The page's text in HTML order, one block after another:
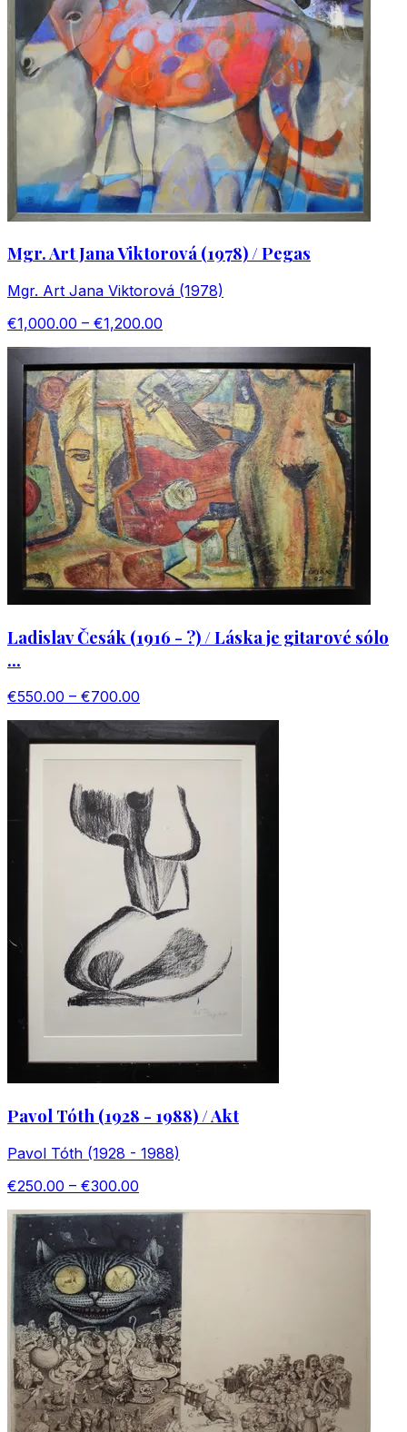
Mgr. Art Jana Viktorová (1978) / Pegas
Mgr. Art Jana Viktorová (1978)
€1,000.00 – €1,200.00
Ladislav Česák (1916 - ?) / Láska je gitarové sólo
...
€550.00 – €700.00
Pavol Tóth (1928 - 1988) / Akt
Pavol Tóth (1928 - 1988)
€250.00 – €300.00